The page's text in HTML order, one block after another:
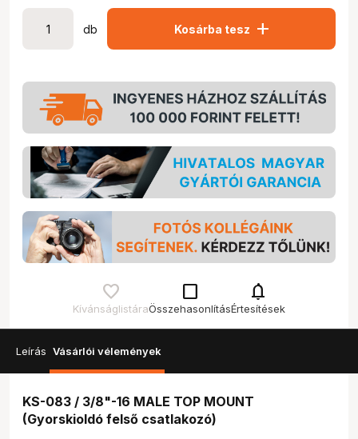
db Kosárba tesz add
Kívánságlistára
check_box_outline_blank
Összehasonlítás
notifications
Értesítések
Leírás Vásárlói vélemények
KS-083 / 3/8"-16 MALE TOP MOUNT
(Gyorskioldó felső csatlakozó)